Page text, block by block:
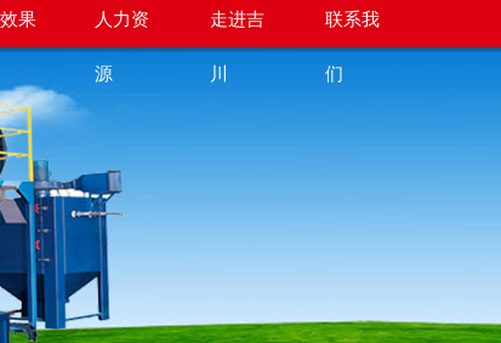
果 人力资
源
走进吉
川
联系我
们